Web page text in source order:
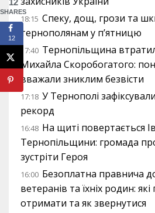
18:15 Спеку, дощ, грози та
тернополянам у п’ятницю
17:40 Тернопільщина
Михайла Скоробогатого:
вважали зниклим безвісти
17:18 У Тернополі
рекорд
16:48 На щиті повертається
Тернопільщини: громада
зустріти Героя
16:00 Безоплатна правнича
ветеранів та їхніх родин:
отримати та як звернутися
SHARES
12